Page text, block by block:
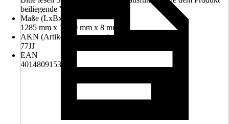
beiliegende Verlegeanleitung
Maße (LxBxS)
1285 mm x 194.0 mm x 8 mm
AKN (Artikelkurznummer)
77JJ
EAN
4014809153924